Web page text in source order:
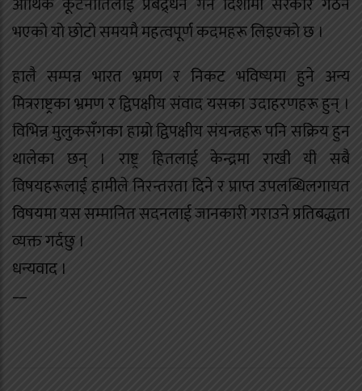
भएको यो छोटो समयमै महत्वपूर्ण कदमहरू लिइएको छ ।
हालै सम्पन्न भारत भ्रमण र निकट भविष्यमा हुने अन्य
मित्रराष्ट्रका भ्रमण र द्विपक्षीय संवाद यसका उदाहरणहरू हुन् ।
विभिन्न मुलुकसँगका हाम्रो द्विपक्षीय संयन्त्रहरू पनि सक्रिय हुन
थालेका छन् । राष्ट्र हितलाई केन्द्रमा राखी यी सबै
विषयहरूलाई हामीले निरन्तरता दिने र प्राप्त उपलब्धिलगायत
विषयमा यस सम्मानित सदनलाई जानकारी गराउने प्रतिबद्धता
व्यक्त गर्दछु ।
धन्यवाद ।
—